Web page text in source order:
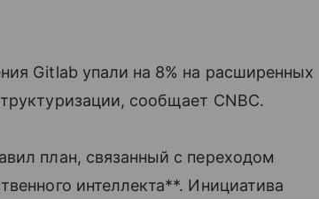
Gitlab упали на 8% на расширенных
сообщает CNBC.
план, связанный с переходом
интеллекта**. Инициатива